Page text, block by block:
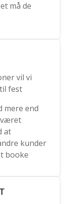
må de
vil vi
fest
mere end
været
at
kunder
booke